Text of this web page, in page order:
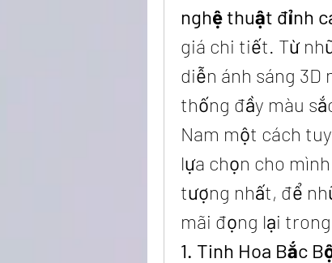
nghệ thuật đỉnh
giá chi tiết. Từ
diễn ánh sáng 3D
thống đầy màu
Nam một cách
lựa chọn cho
tượng nhất, để
mãi đọng lại
1. Tinh Hoa Bắc